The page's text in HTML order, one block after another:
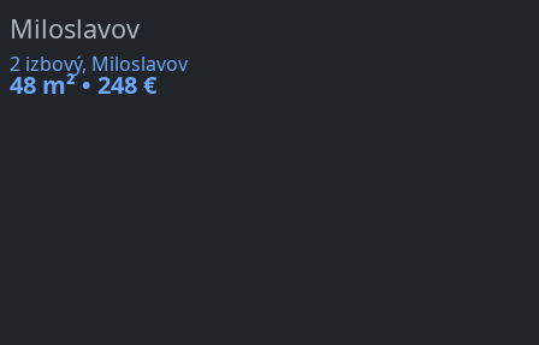
Miloslavov
2 izbový, Miloslavov
48 m² • 248 €